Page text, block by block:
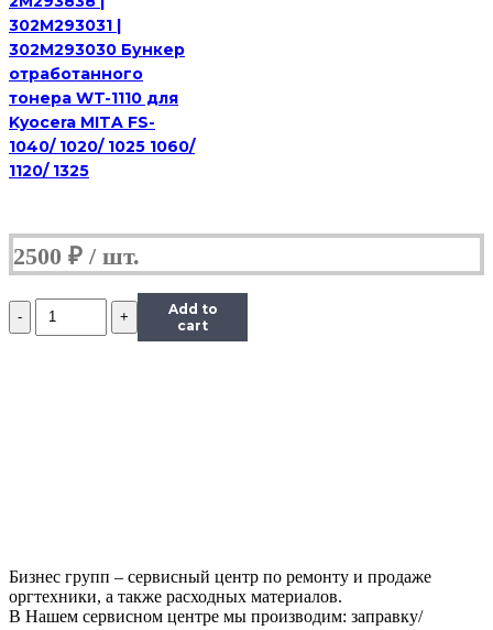
302M293031 |
302M293030 Бункер
отработанного
тонера WT-1110 для
Kyocera MITA FS-
1040/ 1020/ 1025 1060/
1120/ 1325
2500 ₽
Количество
RM1-
Add to
cart
Бизнес групп – сервисный центр по ремонту и продаже
оргтехники, а также расходных материалов.
В Нашем сервисном центре мы производим: заправку/